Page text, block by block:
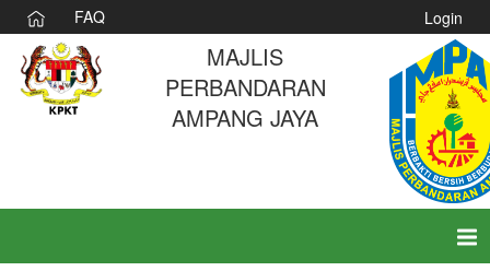
FAQ Login
MAJLIS
PERBANDARAN
AMPANG JAYA